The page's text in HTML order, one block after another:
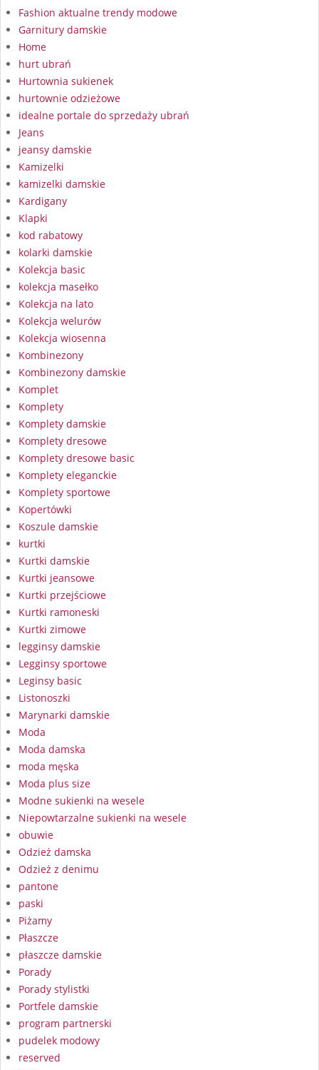
Fashion aktualne trendy modowe
Garnitury damskie
Home
hurt ubrań
Hurtownia sukienek
hurtownie odzieżowe
idealne portale do sprzedaży ubrań
Jeans
jeansy damskie
Kamizelki
kamizelki damskie
Kardigany
Klapki
kod rabatowy
kolarki damskie
Kolekcja basic
kolekcja masełko
Kolekcja na lato
Kolekcja welurów
Kolekcja wiosenna
Kombinezony
Kombinezony damskie
Komplet
Komplety
Komplety damskie
Komplety dresowe
Komplety dresowe basic
Komplety eleganckie
Komplety sportowe
Kopertówki
Koszule damskie
kurtki
Kurtki damskie
Kurtki jeansowe
Kurtki przejściowe
Kurtki ramoneski
Kurtki zimowe
legginsy damskie
Legginsy sportowe
Leginsy basic
Listonoszki
Marynarki damskie
Moda
Moda damska
moda męska
Moda plus size
Modne sukienki na wesele
Niepowtarzalne sukienki na wesele
obuwie
Odzież damska
Odzież z denimu
pantone
paski
Piżamy
Płaszcze
płaszcze damskie
Porady
Porady stylistki
Portfele damskie
program partnerski
pudelek modowy
reserved